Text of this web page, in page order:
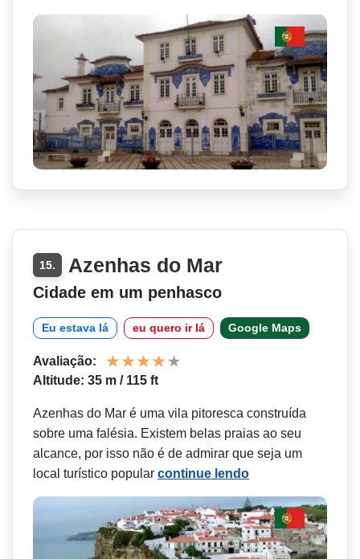
15. Azenhas do Mar
Cidade em um penhasco
Eu estava lá eu quero ir lá Google Maps
Avaliação:
Altitude: 35 m / 115 ft
Azenhas do Mar é uma vila pitoresca construída
sobre uma falésia. Existem belas praias ao seu
alcance, por isso não é de admirar que seja um
local turístico popular continue lendo